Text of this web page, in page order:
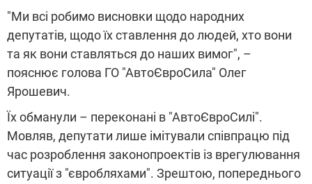
"Ми всі робимо висновки щодо народних
депутатів, щодо їх ставлення до людей, хто вони
та як вони ставляться до наших вимог", –
пояснює голова ГО "АвтоЄвроСила" Олег
Ярошевич.
Їх обманули – переконані в "АвтоЄвроСилі".
Мовляв, депутати лише імітували співпрацю під
час розроблення законопроектів із врегулювання
ситуації з "євробляхами". Зрештою, попереднього